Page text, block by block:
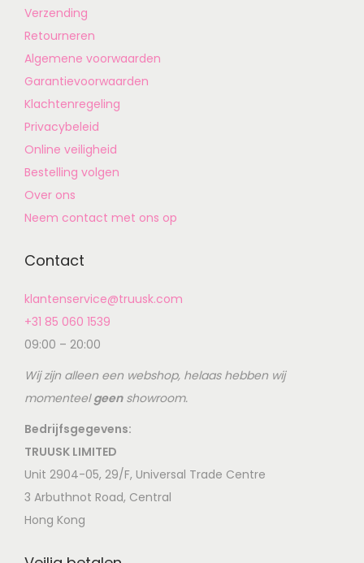
Verzending
Retourneren
Algemene voorwaarden
Garantievoorwaarden
Klachtenregeling
Privacybeleid
Online veiligheid
Bestelling volgen
Over ons
Neem contact met ons op
Contact
klantenservice@truusk.com
+31 85 060 1539
09:00 – 20:00
Wij zijn alleen een webshop, helaas hebben wij
momenteelgeenshowroom.
Bedrijfsgegevens:
TRUUSK LIMITED
Unit 2904-05, 29/F, Universal Trade Centre
3 Arbuthnot Road, Central
Hong Kong